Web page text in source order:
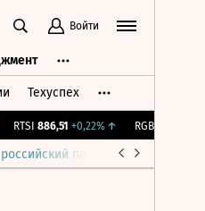
Войти
Техуспех
RTSI 886,51 +0,22%↑ RGBI 115,37
парламент